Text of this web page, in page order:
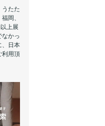
うたた
岡、
上展
かっ
、日本
利用頂